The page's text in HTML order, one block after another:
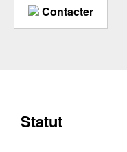
Contacter
Statut